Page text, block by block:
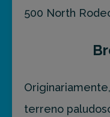
500 North
terreno